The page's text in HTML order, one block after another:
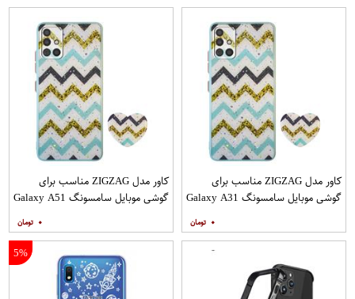
کاور مدل ZIGZAG مناسب برای
گوشی موبایل سامسونگ Galaxy A31
۰
کاور مدل ZIGZAG مناسب برای
گوشی موبایل سامسونگ Galaxy A51
۰
5%